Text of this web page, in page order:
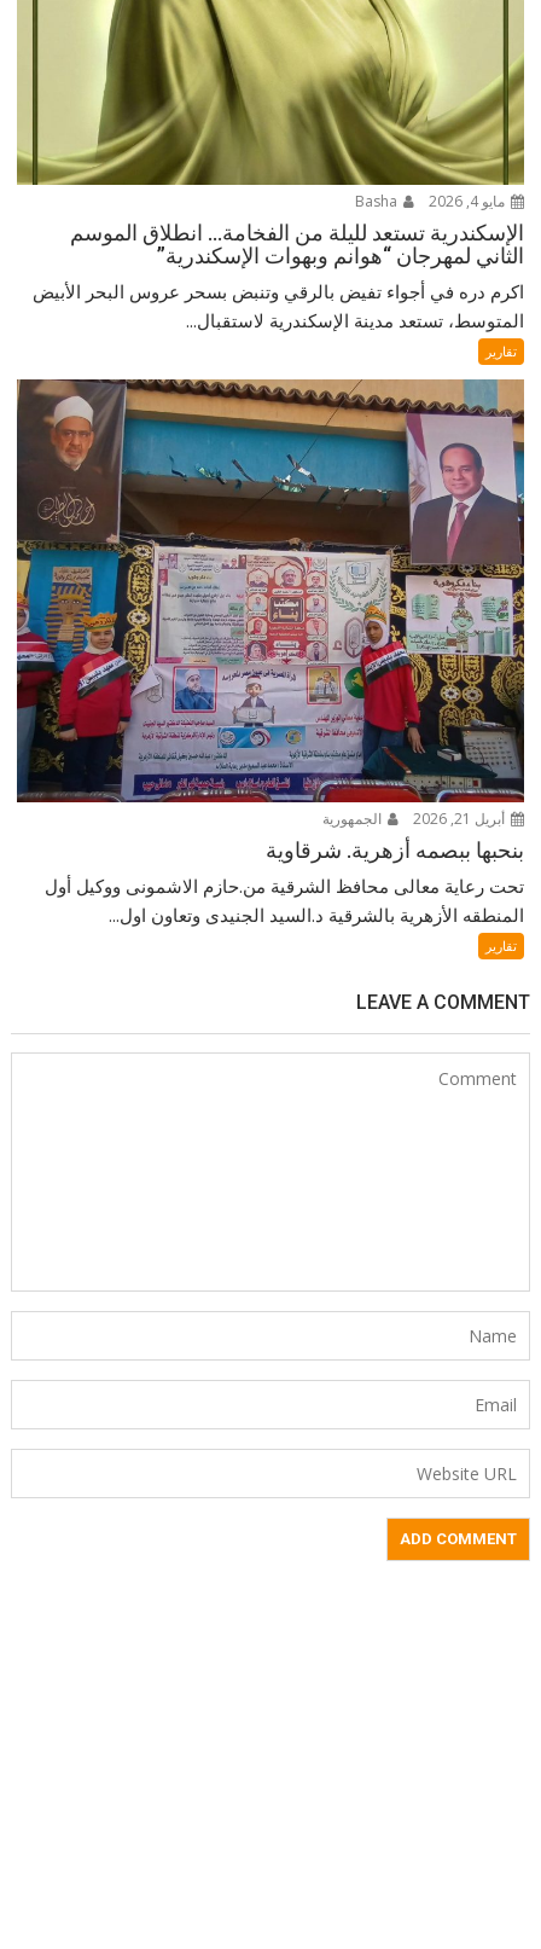
مايو 4, 2026
الإسكندرية تستعد لليلة من الفخامة… انطلاق الموسم
الثاني لمهرجان “هوانم وبهوات الإسكندرية”
اكرم دره في أجواء تفيض بالرقي وتنبض بسحر عروس البحر الأبيض
المتوسط، تستعد مدينة الإسكندرية لاستقبال...
تقارير
أبريل 21, 2026 الجمهورية
بنحبها ببصمه أزهرية. شرقاوية
تحت رعاية معالى محافظ الشرقية من.حازم الاشمونى ووكيل أول
المنطقه الأزهرية بالشرقية د.السيد الجنيدى وتعاون اول...
تقارير
LEAVE A COMMENT